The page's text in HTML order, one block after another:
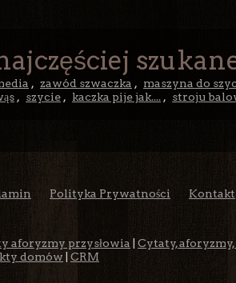
, zawód szwaczka , maszyna do
, szycie , kaczka pije jak.... , stroju
Polityka Prywatności Kontakt
aforyzmy przysłowia
Cytaty,
domów
CRM